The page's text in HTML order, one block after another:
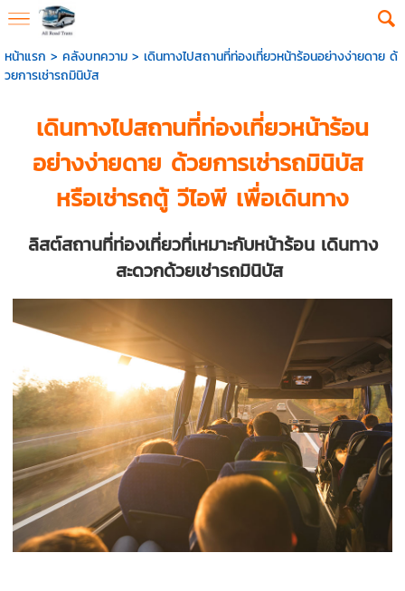
หน้าแรก > คลังบทความ> เดินทางไปสถานที่ท่องเที่ยวหน้าร้อนอย่างง่ายดาย ด้
วยการเช่ารถมินิบัส
เดินทางไปสถานที่ท่องเที่ยวหน้าร้อน
อย่างง่ายดาย ด้วยการเช่ารถมินิบัส
หรือเช่ารถตู้ วีไอพี เพื่อเดินทาง
ลิสต์สถานที่ท่องเที่ยวที่เหมาะกับหน้าร้อน เดินทาง
สะดวกด้วยเช่ารถมินิบัส